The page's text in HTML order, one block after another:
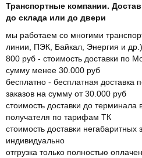
Транспортные компании.
до склада или до двери
мы работаем со многими
линии, ПЭК, Байкал, Энергия и др.)
800 руб - стоимость доставки по
сумму менее 30.000 руб
бесплатно - бесплатная доставка
заказов на сумму от 30.000 руб
стоимость доставки до терминала
получателя по тарифам ТК
стоимость доставки негабаритных
индивидуально
отгрузка только полностью